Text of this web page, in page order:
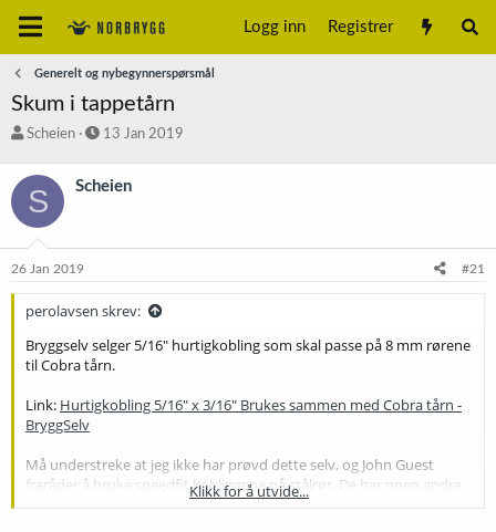
Logg inn Registrer
Generelt og nybegynnerspørsmål
Skum i tappetårn
T
å
d
s
a
r
t
e
Scheien
S
r
a
o
13 Jan 2019
S Scheien
26 Jan 2019 #21
perolavsen skrev:
Bryggselv selger 5/16" hurtigkobling som skal passe på 8 mm rørene
til Cobra tårn.
Link: Hurtigkobling 5/16" x 3/16" Brukes sammen med Cobra tårn -
BryggSelv
Må understreke at jeg ikke har prøvd dette selv, og John Guest
fraråder å bruke speedfit koblingene på stålrør. De har noen andre
koblinger som heter superseal til dette formålet.
Klikk for å utvide...